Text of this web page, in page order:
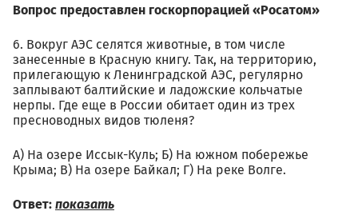
Вопрос предоставлен госкорпорацией «Росатом»
6. Вокруг АЭС селятся животные, в том числе
занесенные в Красную книгу. Так, на территорию,
прилегающую к Ленинградской АЭС, регулярно
заплывают балтийские и ладожские кольчатые
нерпы. Где еще в России обитает один из трех
пресноводных видов тюленя?
А) На озере Иссык-Куль; Б) На южном побережье
Крыма; В) На озере Байкал; Г) На реке Волге.
Ответ: показать